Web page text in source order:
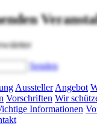
Senden
Aussteller Angebot
Vorschriften Wir
Informationen